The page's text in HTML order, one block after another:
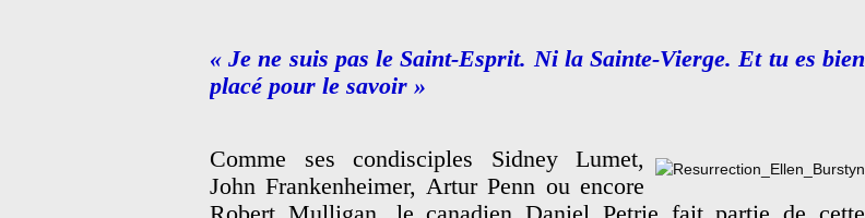
« Je ne suis pas le Saint-Esprit. Ni la Sainte-Vierge. Et tu es bien
placé pour le savoir »
Comme ses condisciples Sidney Lumet,
John Frankenheimer, Artur Penn ou encore